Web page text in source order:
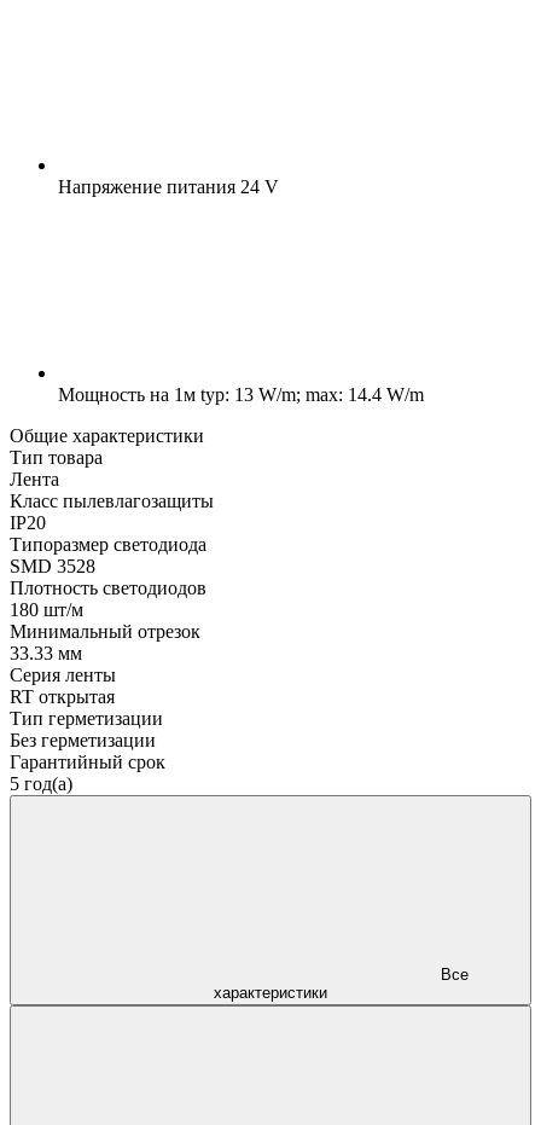
Напряжение питания 24 V
Мощность на 1м typ: 13 W/m; max: 14.4 W/m
Общие характеристики
Тип товара
Лента
Класс пылевлагозащиты
IP20
Типоразмер светодиода
SMD 3528
Плотность светодиодов
180 шт/м
Минимальный отрезок
33.33 мм
Серия ленты
RT открытая
Тип герметизации
Без герметизации
Гарантийный срок
5 год(а)
характеристики